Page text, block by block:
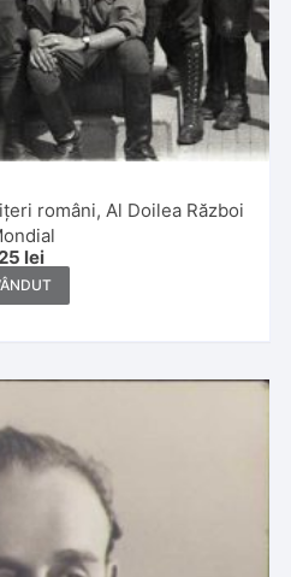
români, Al Doilea Război
25 lei